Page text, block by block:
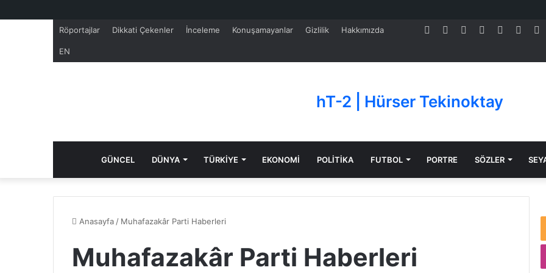
Röportajlar Dikkati Çekenler İnceleme Konuşamayanlar Gizlilik Hakkımızda
EN
YouTube
LinkedIn
Pinterest
Twitter
Facebook
hT-2 | Hürser Tekinoktay
GÜNCEL DÜNYA TÜRKİYE EKONOMİ POLİTİKA FUTBOL PORTRE SÖZLER
Anasayfa / Muhafazakâr Parti Haberleri
Muhafazakâr Parti Haberleri